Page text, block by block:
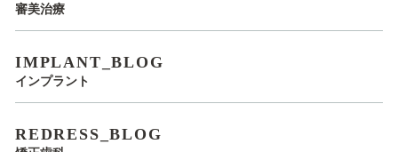
審美治療
IMPLANT_BLOG
インプラント
REDRESS_BLOG